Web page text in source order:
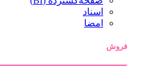
اسناد
امضا
فروش